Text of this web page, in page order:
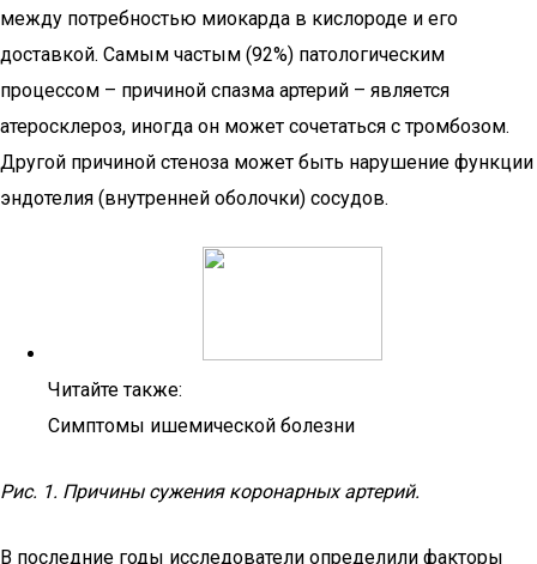
между потребностью миокарда в кислороде и его
доставкой. Самым частым (92%) патологическим
процессом – причиной спазма артерий – является
атеросклероз, иногда он может сочетаться с тромбозом.
Другой причиной стеноза может быть нарушение функции
эндотелия (внутренней оболочки) сосудов.
Читайте также:
Симптомы ишемической болезни
Рис. 1. Причины сужения коронарных артерий.
В последние годы исследователи определили факторы